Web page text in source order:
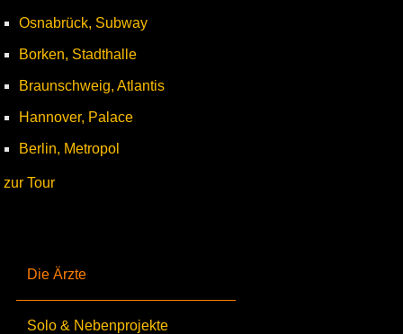
Die Ärzte
Solo & Nebenprojekte
Osnabrück, Subway
Borken, Stadthalle
Braunschweig, Atlantis
Hannover, Palace
Berlin, Metropol
zur Tour